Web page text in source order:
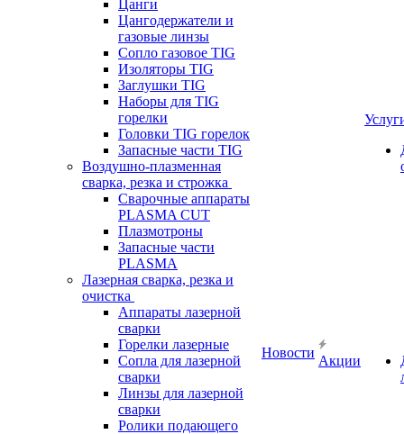
Цанги
Цангодержатели и
газовые линзы
Сопло газовое TIG
Изоляторы TIG
Заглушки TIG
Наборы для TIG
горелки
Головки TIG горелок
Запасные части TIG
Воздушно-плазменная
сварка, резка и строжка
Сварочные аппараты
PLASMA CUT
Плазмотроны
Запасные части
PLASMA
Лазерная сварка, резка и
очистка
Аппараты лазерной
сварки
Горелки лазерные
Сопла для лазерной
сварки
Линзы для лазерной
сварки
Ролики подающего
Новости
Акции